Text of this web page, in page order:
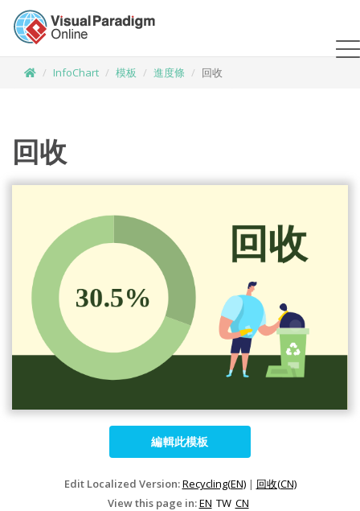
InfoChart 模板 進度條 回收
回收
編輯此模板
Edit Localized Version:Recycling(EN)| 回收(CN)
View this page in:EN TW CN